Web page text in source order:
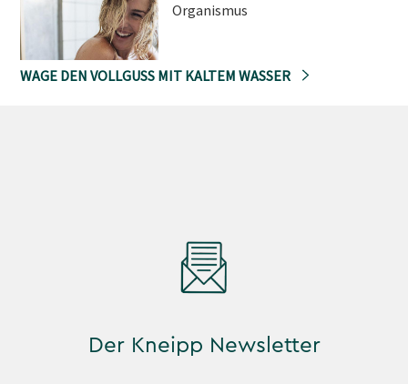
Organismus
WAGE DEN VOLLGUSS MIT KALTEM WASSER
Der Kneipp Newsletter